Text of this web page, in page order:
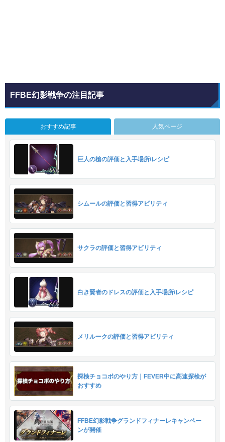
FFBE幻影戦争の注目記事
おすすめ記事 人気ページ
巨人の槍の評価と入手場所/レシピ
シムールの評価と習得アビリティ
サクラの評価と習得アビリティ
白き賢者のドレスの評価と入手場所/レシピ
メリルークの評価と習得アビリティ
探検チョコボのやり方｜FEVER中に高速探検が
おすすめ
FFBE幻影戦争グランドフィナーレキャンペー
ンが開催